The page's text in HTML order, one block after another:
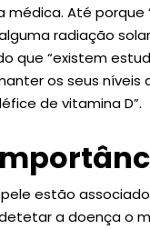
Até
radiação
que “existem
os seus níveis
de vitamina D”.
estão
a doença o